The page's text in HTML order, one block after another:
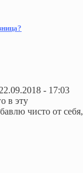
- 17:03
в эту
чисто от себя,